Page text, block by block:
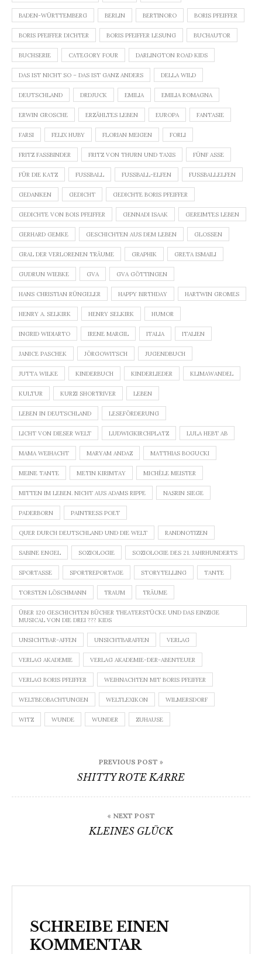
BADEN-WÜRTTEMBERG BERLIN BERTINORO BORIS PFEIFFER
BORIS PFEIFFER DICHTER BORIS PFEIFFER LESUNG BUCHAUTOR
BUCHSERIE CATEGORY FOUR DARLINGTON ROAD KIDS
DAS IST NICHT SO – DAS IST GANZ ANDERS DELLA WILD
DEUTSCHLAND DRDJUCK EMILIA EMILIA ROMAGNA
ERWIN GROSCHE ERZÄHLTES LEBEN EUROPA FANTASIE
FARSI FELIX HUBY FLORIAN MEIGEN FORLI
FRITZ FASSBINDER FRITZ VON THURN UND TAXIS FÜNF ASSE
FÜR DIE KATZ FUSSBALL FUSSBALL-ELFEN FUSSBALLELFEN
GEDANKEN GEDICHT GEDICHTE BORIS PFEIFFER
GEDICHTE VON BOIS PFEIFFER GENNADI ISAAK GEREIMTES LEBEN
GERHARD GEMKE GESCHICHTEN AUS DEM LEBEN GLOSSEN
GRAL DER VERLORENEN TRÄUME GRAPHIK GRETA ISMAILI
GUDRUN WIEBKE GVA GVA GÖTTINGEN
HANS CHRISTIAN RÜNGELER HAPPY BIRTHDAY HARTWIN GROMES
HENRY A. SELKIRK HENRY SELKIRK HUMOR
INGRID WIDIARTO IRENE MARGIL ITALIA ITALIEN
JANICE PASCHEK JÖRGOWITSCH JUGENDBUCH
JUTTA WILKE KINDERBUCH KINDERLIEDER KLIMAWANDEL
KULTUR KURZI SHORTRIVER LEBEN
LEBEN IN DEUTSCHLAND LESEFÖRDERUNG
LICHT VON DIESER WELT LUDWIGKIRCHPLATZ LULA HEBT AB
MAMA WEIHACHT MARYAM ANDAZ MATTHIAS BOGUCKI
MEINE TANTE METIN KIRIMTAY MICHÈLE MEISTER
MITTEN IM LEBEN. NICHT AUS ADAMS RIPPE NASRIN SIEGE
PADERBORN PAINTRESS POET
QUER DURCH DEUTSCHLAND UND DIE WELT RANDNOTIZEN
SABINE ENGEL SOZIOLOGIE SOZIOLOGIE DES 21. JAHRHUNDERTS
SPORTASSE SPORTREPORTAGE STORYTELLING TANTE
TORSTEN LÖSCHMANN TRAUM TRÄUME
ÜBER 120 GESCHICHTEN BÜCHER THEATERSTÜCKE UND DAS EINZIGE
MUSICAL VON DIE DREI ??? KIDS
UNSICHTBAR-AFFEN UNSICHTBARAFFEN VERLAG
VERLAG AKADEMIE VERLAG AKADEMIE-DER-ABENTEUER
VERLAG BORIS PFEIFFER WEIHNACHTEN MIT BORIS PFEIFFER
WELTBEOBACHTUNGEN WELTLEXIKON WILMERSDORF
WITZ WUNDE WUNDER ZUHAUSE
PREVIOUS POST »
SHITTY ROTE KARRE
« NEXT POST
KLEINES GLÜCK
SCHREIBE EINEN
KOMMENTAR